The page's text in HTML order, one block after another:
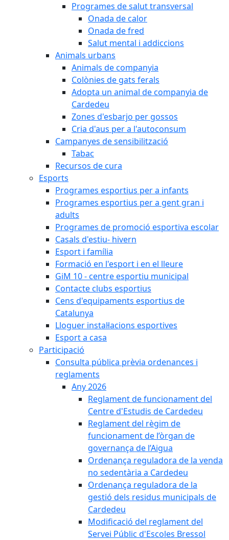
Programes de salut transversal
Onada de calor
Onada de fred
Salut mental i addiccions
Animals urbans
Animals de companyia
Colònies de gats ferals
Adopta un animal de companyia de
Cardedeu
Zones d'esbarjo per gossos
Cria d'aus per a l'autoconsum
Campanyes de sensibilització
Tabac
Recursos de cura
Esports
Programes esportius per a infants
Programes esportius per a gent gran i
adults
Programes de promoció esportiva escolar
Casals d'estiu- hivern
Esport i família
Formació en l'esport i en el lleure
GiM 10 - centre esportiu municipal
Contacte clubs esportius
Cens d'equipaments esportius de
Catalunya
Lloguer instal·lacions esportives
Esport a casa
Participació
Consulta pública prèvia ordenances i
reglaments
Any 2026
Reglament de funcionament del
Centre d'Estudis de Cardedeu
Reglament del règim de
funcionament de l’òrgan de
governança de l’Aigua
Ordenança reguladora de la venda
no sedentària a Cardedeu
Ordenança reguladora de la
gestió dels residus municipals de
Cardedeu
Modificació del reglament del
Servei Públic d'Escoles Bressol